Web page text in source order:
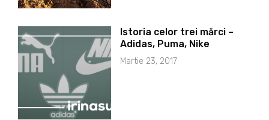
Istoria celor trei mărci –
Adidas, Puma, Nike
Martie 23, 2017